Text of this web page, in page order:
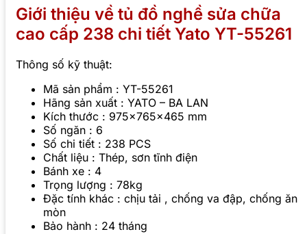
Giới thiệu về tủ đồ nghề sửa chữa
cao cấp 238 chi tiết Yato YT-55261
Thông số kỹ thuật:
Mã sản phẩm : YT-55261
Hãng sản xuất : YATO – BA LAN
Kích thước : 975x765x465 mm
Số ngăn : 6
Số chi tiết : 238 PCS
Chất liệu : Thép, sơn tĩnh điện
Bánh xe : 4
Trọng lượng : 78kg
Đặc tính khác : chịu tải , chống va đập, chống ăn
mòn
Bảo hành : 24 tháng